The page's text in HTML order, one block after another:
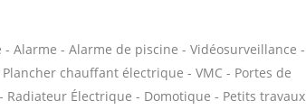
Alarme - Alarme de piscine - Vidéosurveillance -
chauffant électrique - VMC - Portes de
Électrique - Domotique - Petits travaux